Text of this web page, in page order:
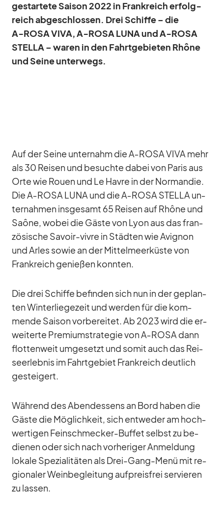
ge­star­tete Sai­son 2022 in Frank­reich er­folg­
reich ab­ge­schlos­sen. Drei Schiffe – die
A‑ROSA VIVA, A‑ROSA LUNA und A‑ROSA
STELLA – wa­ren in den Fahrt­ge­bie­ten Rhône
und Seine un­ter­wegs.
Auf der Seine un­ter­nahm die A‑ROSA VIVA mehr
als 30 Rei­sen und be­suchte da­bei von Pa­ris aus
Orte wie Rouen und Le Havre in der Nor­man­die.
Die A‑ROSA LUNA und die A‑ROSA STELLA un­
ter­nah­men ins­ge­samt 65 Rei­sen auf Rhône und
Saône, wo­bei die Gäste von Lyon aus das fran­
zö­si­sche Sa­voir-vi­vre in Städ­ten wie Avi­gnon
und Arles so­wie an der Mit­tel­meer­küste von
Frank­reich ge­nie­ßen konn­ten.
Die drei Schiffe be­fin­den sich nun in der ge­plan­
ten Win­ter­lie­ge­zeit und wer­den für die kom­
mende Sai­son vor­be­rei­tet. Ab 2023 wird die er­
wei­terte Pre­mi­um­stra­te­gie von A‑ROSA dann
flot­ten­weit um­ge­setzt und so­mit auch das Rei­
se­er­leb­nis im Fahrt­ge­biet Frank­reich deut­lich
ge­stei­gert.
Wäh­rend des Abend­essens an Bord ha­ben die
Gäste die Mög­lich­keit, sich ent­we­der am hoch­
wer­ti­gen Fein­schme­cker-Buf­fet selbst zu be­
die­nen oder sich nach vor­he­ri­ger An­mel­dung
lo­kale Spe­zia­li­tä­ten als Drei-Gang-Menü mit re­
gio­na­ler Wein­be­glei­tung auf­preis­frei ser­vie­ren
zu las­sen.